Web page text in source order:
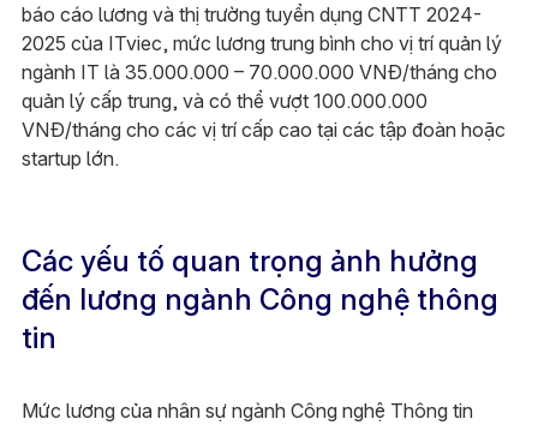
báo cáo lương và thị trường tuyển dụng CNTT 2024-
2025 của ITviec, mức lương trung bình cho vị trí quản lý
ngành IT là 35.000.000 – 70.000.000 VNĐ/tháng cho
quản lý cấp trung, và có thể vượt 100.000.000
VNĐ/tháng cho các vị trí cấp cao tại các tập đoàn hoặc
startup lớn.
Các yếu tố quan trọng ảnh hưởng
đến lương ngành Công nghệ thông
tin
Mức lương của nhân sự ngành Công nghệ Thông tin